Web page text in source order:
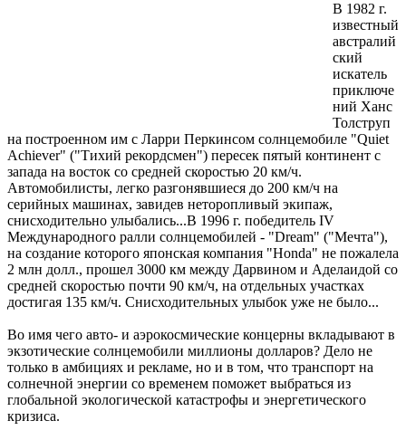
В 1982 г.
известный
австралий
ский
искатель
приключе
ний Ханс
Толструп
на построенном им с Ларри Перкинсом солнцемобиле "Quiet
Achiever" ("Тихий рекордсмен") пересек пятый континент с
запада на восток со средней скоростью 20 км/ч.
Автомобилисты, легко разгонявшиеся до 200 км/ч на
серийных машинах, завидев неторопливый экипаж,
снисходительно улыбались...В 1996 г. победитель IV
Международного ралли солнцемобилей - "Dream" ("Мечта"),
на создание которого японская компания "Honda" не пожалела
2 млн долл., прошел 3000 км между Дарвином и Аделаидой со
средней скоростью почти 90 км/ч, на отдельных участках
достигая 135 км/ч. Снисходительных улыбок уже не было...
Во имя чего авто- и аэрокосмические концерны вкладывают в
экзотические солнцемобили миллионы долларов? Дело не
только в амбициях и рекламе, но и в том, что транспорт на
солнечной энергии со временем поможет выбраться из
глобальной экологической катастрофы и энергетического
кризиса.